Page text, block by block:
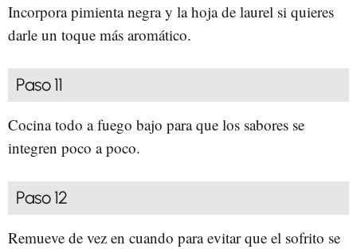
Incorpora pimienta negra y la hoja de laurel si quieres
darle un toque más aromático.
Paso 11
Cocina todo a fuego bajo para que los sabores se
integren poco a poco.
Paso 12
Remueve de vez en cuando para evitar que el sofrito se